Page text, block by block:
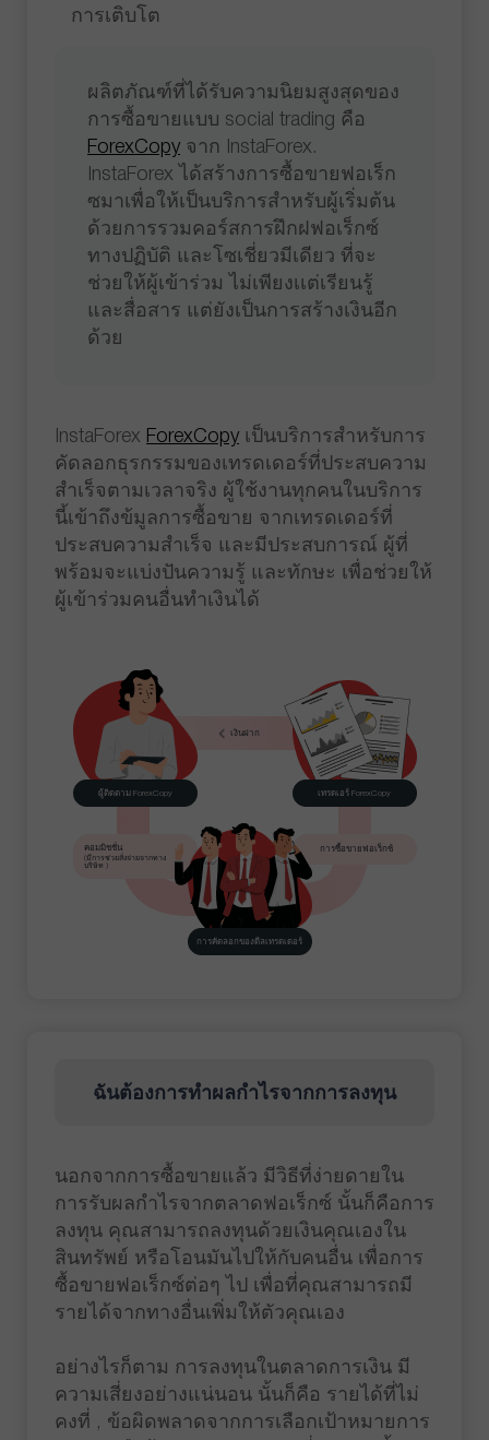
การเติบโต
ผลิตภัณฑ์ที่ได้รับความนิยมสูงสุดของ
การซื้อขายแบบ social trading คือ
ForexCopy จาก InstaForex.
InstaForex ได้สร้างการซื้อขายฟอเร็ก
ซมาเพื่อให้เป็นบริการสำหรับผู้เริ่มต้น
ด้วยการรวมคอร์สการฝึกฝฟอเร็กซ์
ทางปฏิบัติ และโซเชี่ยวมีเดียว ที่จะ
ช่วยให้ผู้เข้าร่วม ไม่เพียงเเต่เรียนรู้
และสื่อสาร แต่ยังเป็นการสร้างเงินอีก
ด้วย
InstaForex ForexCopy เป็นบริการสำหรับการ
คัดลอกธุรกรรมของเทรดเดอร์ที่ประสบความ
สำเร็จตามเวลาจริง ผู้ใช้งานทุกคนในบริการ
นี้เข้าถึงข้มูลการซื้อขาย จากเทรดเดอร์ที่
ประสบความสำเร็จ และมีประสบการณ์ ผู้ที่
พร้อมจะแบ่งปันความรู้ และทักษะ เพื่อช่วยให้
ผู้เข้าร่วมคนอื่นทำเงินได้
ผู้ติดตาม ForexCopy
การคัดลอกของดีลเทรดเดอร์
เทรดเอร์ ForexCopy
เงินฝาก
การซื้อขายฟอเร็กซ์
คอมมิชชั่น
(มีการช่วยสั่งจ่ายจากทาง
บริษัท )
ฉันต้องการทำผลกำไรจากการลงทุน
นอกจากการซื้อขายแล้ว มีวิธีที่ง่ายดายใน
การรับผลกำไรจากตลาดฟอเร็กซ์ นั้นก็คือการ
ลงทุน คุณสามารถลงทุนด้วยเงินคุณเองใน
สินทรัพย์ หรือโอนมันไปให้กับคนอื่น เพื่อการ
ซื้อขายฟอเร็กซ์ต่อๆ ไป เพื่อที่คุณสามารถมี
รายได้จากทางอื่นเพิ่มให้ตัวคุณเอง
อย่างไรก็ตาม การลงทุนในตลาดการเงิน มี
ความเสี่ยงอย่างแน่นอน นั้นก็คือ รายได้ที่ไม่
คงที่ , ข้อผิดพลาดจากการเลือกเป้าหมายการ